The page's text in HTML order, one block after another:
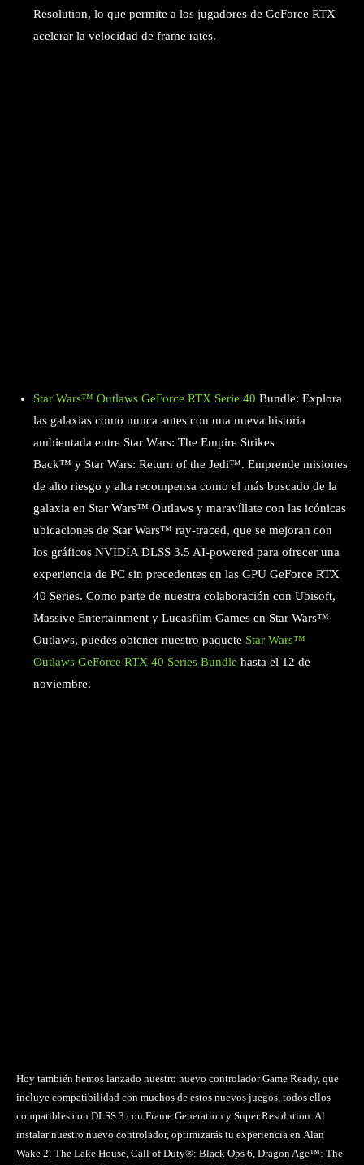
Resolution, lo que permite a los jugadores de GeForce RTX
acelerar la velocidad de frame rates.
Star Wars™ Outlaws GeForce RTX Serie 40 Bundle: Explora
las galaxias como nunca antes con una nueva historia
ambientada entre Star Wars: The Empire Strikes
Back™ y Star Wars: Return of the Jedi™. Emprende misiones
de alto riesgo y alta recompensa como el más buscado de la
galaxia en Star Wars™ Outlaws y maravíllate con las icónicas
ubicaciones de Star Wars™ ray-traced, que se mejoran con
los gráficos NVIDIA DLSS 3.5 AI-powered para ofrecer una
experiencia de PC sin precedentes en las GPU GeForce RTX
40 Series. Como parte de nuestra colaboración con Ubisoft,
Massive Entertainment y Lucasfilm Games en Star Wars™
Outlaws, puedes obtener nuestro paquete Star Wars™
Outlaws GeForce RTX 40 Series Bundle hasta el 12 de
noviembre.
Hoy también hemos lanzado nuestro nuevo controlador Game Ready, que
incluye compatibilidad con muchos de estos nuevos juegos, todos ellos
compatibles con DLSS 3 con Frame Generation y Super Resolution. Al
instalar nuestro nuevo controlador, optimizarás tu experiencia en Alan
Wake 2: The Lake House, Call of Duty®: Black Ops 6, Dragon Age™: The